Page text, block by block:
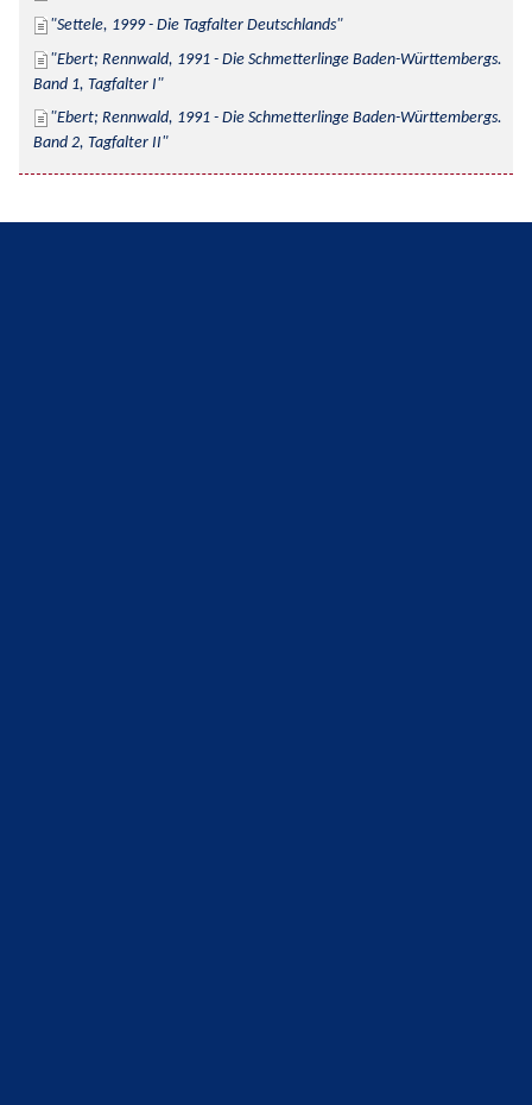
Settele, 1999 - Die Tagfalter Deutschlands
Ebert; Rennwald, 1991 - Die Schmetterlinge Baden-Württembergs.
Band 1, Tagfalter I
Ebert; Rennwald, 1991 - Die Schmetterlinge Baden-Württembergs.
Band 2, Tagfalter II